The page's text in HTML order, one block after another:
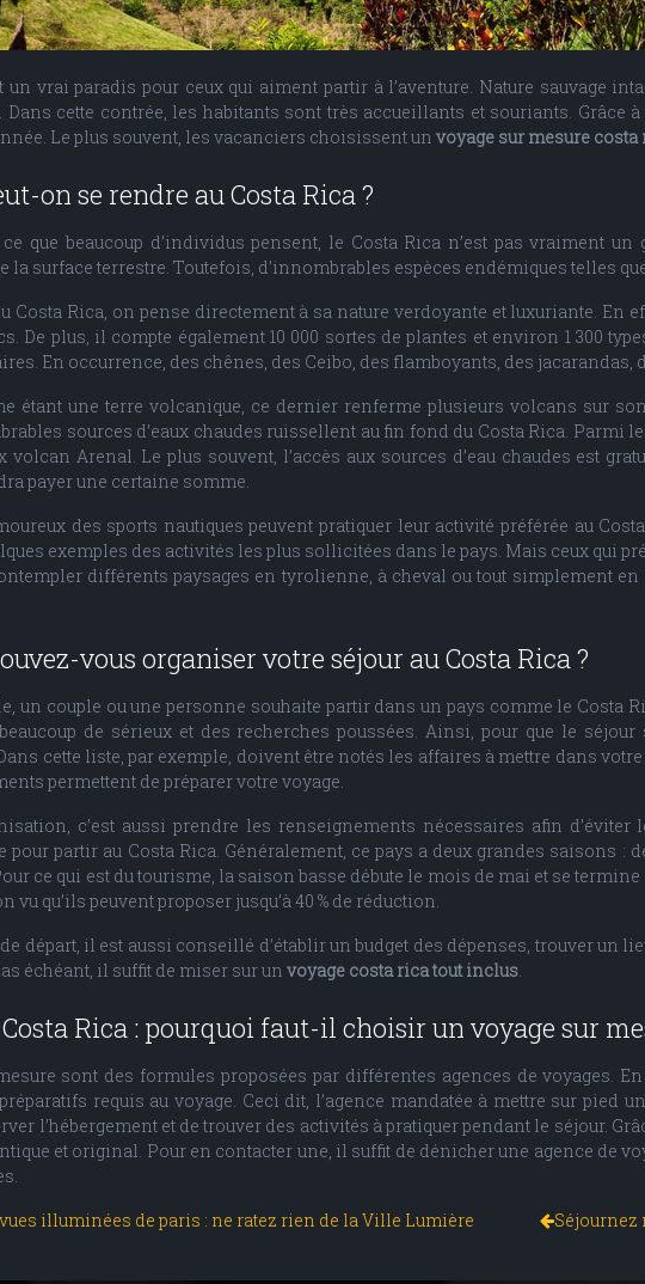
un vrai paradis pour ceux qui aiment partir à l’aventure. Nature sauvage
Dans cette contrée, les habitants sont très accueillants et souriants. Grâce
Le plus souvent, les vacanciers choisissent un voyage sur mesure costa
on se rendre au Costa Rica ?
que beaucoup d’individus pensent, le Costa Rica n’est pas vraiment
la surface terrestre. Toutefois, d’innombrables espèces endémiques telles
Costa Rica, on pense directement à sa nature verdoyante et luxuriante. En
De plus, il compte également 10 000 sortes de plantes et environ 1 300
En occurrence, des chênes, des Ceibo, des flamboyants, des jacarandas,
étant une terre volcanique, ce dernier renferme plusieurs volcans sur
sources d’eaux chaudes ruissellent au fin fond du Costa Rica. Parmi
volcan Arenal. Le plus souvent, l’accès aux sources d’eau chaudes est
payer une certaine somme.
des sports nautiques peuvent pratiquer leur activité préférée au
exemples des activités les plus sollicitées dans le pays. Mais ceux qui
différents paysages en tyrolienne, à cheval ou tout simplement
vous organiser votre séjour au Costa Rica ?
un couple ou une personne souhaite partir dans un pays comme le Costa
de sérieux et des recherches poussées. Ainsi, pour que le
cette liste, par exemple, doivent être notés les affaires à mettre dans
permettent de préparer votre voyage.
c’est aussi prendre les renseignements nécessaires afin
pour partir au Costa Rica. Généralement, ce pays a deux grandes saisons
ce qui est du tourisme, la saison basse débute le mois de mai et se
vu qu’ils peuvent proposer jusqu’à 40 % de réduction.
départ, il est aussi conseillé d’établir un budget des dépenses, trouver un
échéant, il suffit de miser sur un voyage costa rica tout inclus.
Rica : pourquoi faut-il choisir un voyage sur
sont des formules proposées par différentes agences de voyages.
requis au voyage. Ceci dit, l’agence mandatée à mettre sur pied
l’hébergement et de trouver des activités à pratiquer pendant le séjour.
et original. Pour en contacter une, il suffit de dénicher une agence de
illuminées de paris : ne ratez rien de la Ville Lumière
Séjournez